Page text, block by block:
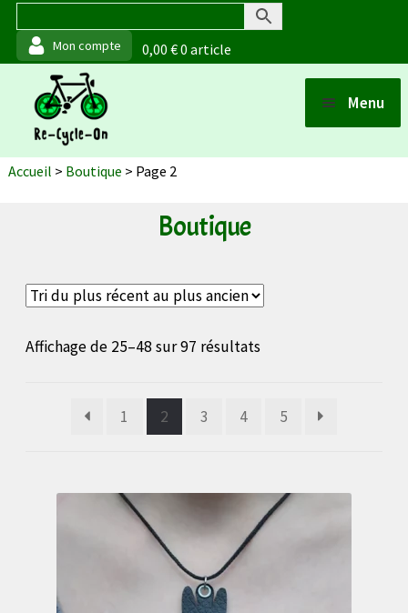
0,00€0 article
Aller
navigation
Aller
au
contenu
Menu
Boutique
Matériaux et fabrication
Actualités
À propos (de moi)
Accueil > Boutique > Page 2
Boutique
Affichage de 25–48 sur 97 résultatsTrié
récent
ancien
1 2 3 4 5